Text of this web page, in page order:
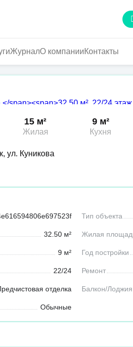
ЖурналО компанииКонтакты
15 м²
Жилая
9 м²
Кухня
ул. Куникова
Тип объекта
32.50 м² Жилая
9 м² Год постройки
22/24 Ремонт
отделка Балкон/Лоджия
Обычные